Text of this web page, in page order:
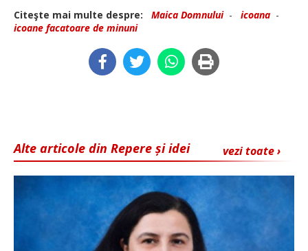
Citeşte mai multe despre:
Maica Domnului- icoana -
icoane facatoare de minuni
vezi toate ›
Alte articole din Repere și idei